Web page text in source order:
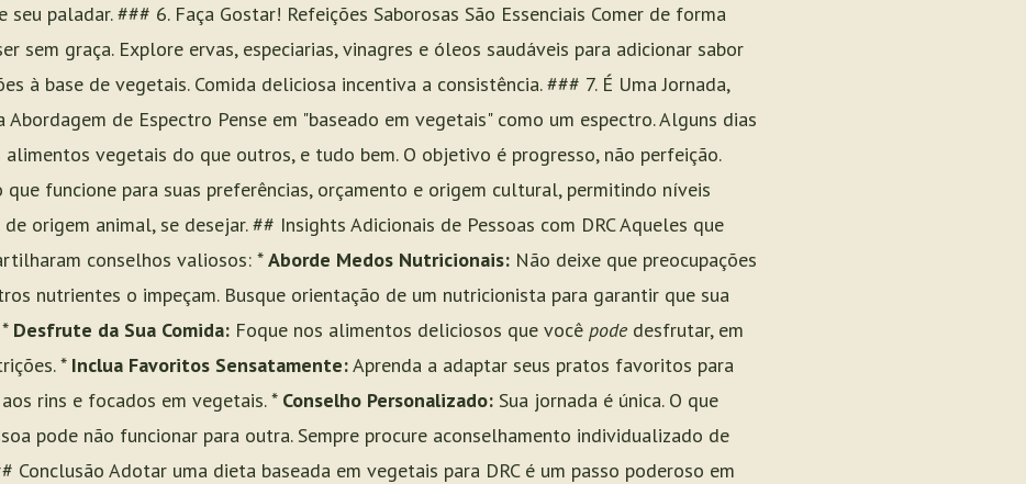
seu paladar. ### 6. Faça Gostar! Refeições Saborosas São Essenciais Comer de forma
sem graça. Explore ervas, especiarias, vinagres e óleos saudáveis para adicionar sabor
à base de vegetais. Comida deliciosa incentiva a consistência. ### 7. É Uma Jornada,
Abordagem de Espectro Pense em "baseado em vegetais" como um espectro. Alguns dias
vegetais do que outros, e tudo bem. O objetivo é progresso, não perfeição.
funcione para suas preferências, orçamento e origem cultural, permitindo níveis
origem animal, se desejar. ## Insights Adicionais de Pessoas com DRC Aqueles que
conselhos valiosos: *Aborde Medos Nutricionais: Não deixe que preocupações
nutrientes o impeçam. Busque orientação de um nutricionista para garantir que sua
Desfrute da Sua Comida: Foque nos alimentos deliciosos que você pode desfrutar, em
* Inclua Favoritos Sensatamente:Aprenda a adaptar seus pratos favoritos para
rins e focados em vegetais. * Conselho Personalizado: Sua jornada é única. O que
pode não funcionar para outra. Sempre procure aconselhamento individualizado de
Conclusão Adotar uma dieta baseada em vegetais para DRC é um passo poderoso em